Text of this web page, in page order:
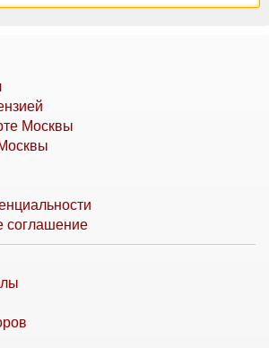
Москвы
соглашение